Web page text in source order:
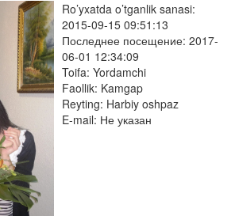
Ro’yxatda o’tganlik sanasi:
2015-09-15 09:51:13
Последнее посещение: 2017-
06-01 12:34:09
Toifa: Yordamchi
Faollik: Kamgap
Reyting: Harbiy oshpaz
E-mail: Не указан